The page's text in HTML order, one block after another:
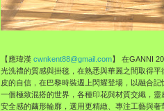
【應瑋漢 cwnkent88@gmail.com】 在GANNI
光洗禮的質感與掛毯，在熟悉與華麗之間取得
皮的自信，在巴黎時裝週上閃耀登場，以融合
一個極致混搭的世界，各種印花與材質交織，
安全感的繭形輪廓，選用更精緻、專注工藝與